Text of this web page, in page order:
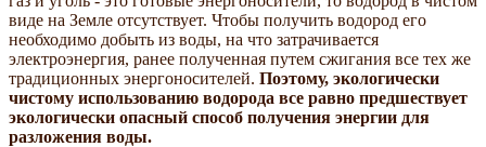
виде на Земле отсутствует. Чтобы получить водород его
необходимо добыть из воды, на что затрачивается
электроэнергия, ранее полученная путем сжигания все тех же
традиционных энергоносителей. Поэтому, экологически
чистому использованию водорода все равно предшествует
экологически опасный способ получения энергии для
разложения воды.